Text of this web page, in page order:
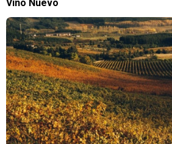
Vino Nuevo